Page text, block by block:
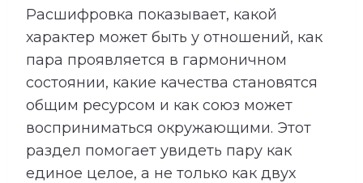
Расшифровка показывает, какой
характер может быть у отношений, как
пара проявляется в гармоничном
состоянии, какие качества становятся
общим ресурсом и как союз может
восприниматься окружающими. Этот
раздел помогает увидеть пару как
единое целое, а не только как двух